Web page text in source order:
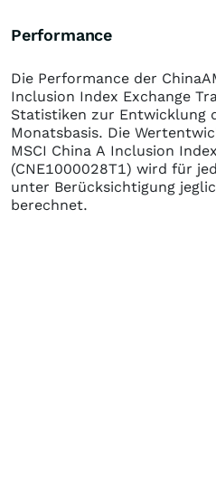
Performance
Die Performance der
Inclusion Index Exchange
Statistiken zur Entwicklung
Monatsbasis. Die
MSCI China A Inclusion
(CNE1000028T1) wird für
unter Berücksichtigung
berechnet.